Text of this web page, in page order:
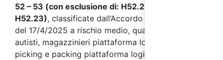
52 – 53 (con esclusione di: H52.21, H52.22,
H52.23), classificate dall’Accordo Stato Regioni
del 17/4/2025 a rischio medio, quali ad esempio:
autisti, magazzinieri piattaforma logistica, addetti
picking e packing piattaforma logistica,